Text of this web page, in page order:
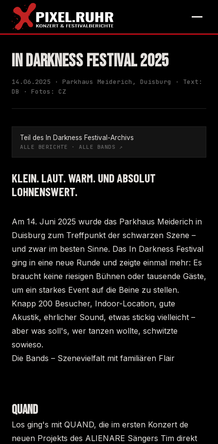
IN DARKNESS FESTIVAL 2025
14.06.2025 · Parkhaus Meiderich, Duisburg · Text:
DB · Fotos: CZ
Teil des In Darkness Festival-Archivs
ALLE BERICHTE · ALLE BANDS ↗
KLEIN. LAUT. WARM. UND ABSOLUT
LOHNENSWERT.
Am 14. Juni 2025 wurde das Parkhaus Meiderich in
Duisburg zum Treffpunkt der schwarzen Szene –
und zwar im besten Sinne. Das In Darkness Festival
ging in eine neue Runde und zeigte einmal mehr: Es
braucht keine riesigen Bühnen oder tausende Gäste,
um ein starkes Event auf die Beine zu stellen.
Knapp 200 Besucher, Indoor-Location, gute
Akustik, ehrlicher Sound, etwas stickig vielleicht –
aber was soll's, wer tanzen wollte, schwitzte
sowieso.
Die Bands – Szenevielfalt mit familiären Flair
QUAND
Los ging's mit QUAND, die im ersten Konzert de
neuen Projekts des ALIENARE Sängers Tim direkt